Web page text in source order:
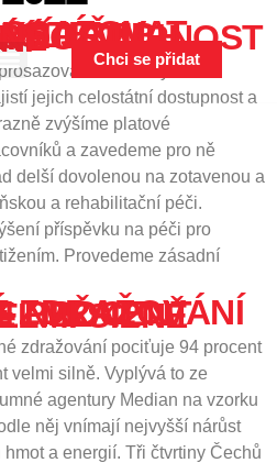
Chci se přidat
FINANCOVÁNÍ
reformu systému
jejich celostátní dostupnost a
zvýšíme platové
a zavedeme pro ně
delší dovolenou na zotavenou a
a rehabilitační péči.
příspěvku na péči pro
Provedeme zásadní
VÍCE NEŽ 42 PROCENT VELMI SILNĚ
zdražování pociťuje 94 procent
velmi silně. Vyplývá to ze
agentury Median na vzorku
něj vnímají nejvyšší nárůst
a energií. Tři čtvrtiny Čechů